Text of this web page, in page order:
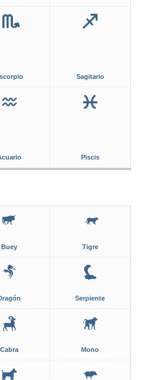
Sagitario
Piscis
Buey Tigre
Serpiente
Cabra Mono